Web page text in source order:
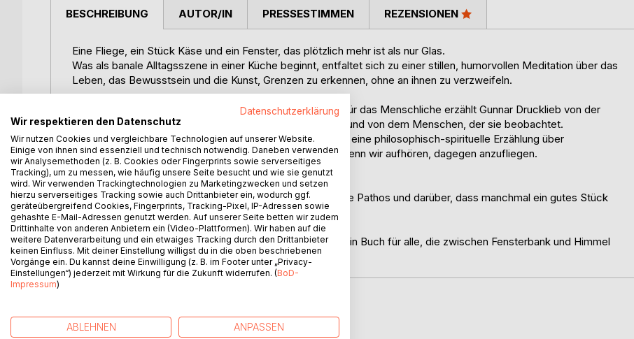
BESCHREIBUNG
Eine Fliege, ein Stück Käse und ein Fenster, das plötzlich mehr ist als nur Glas.
Was als banale Alltagsszene in einer Küche beginnt, entfaltet sich zu einer stillen, humorvollen Meditation über das
Leben, das Bewusstsein und die Kunst, Grenzen zu erkennen, ohne an ihnen zu verzweifeln.
Mit feinem Witz, leiser Tiefe und einem liebevollen Blick für das Menschliche erzählt Gunnar Drucklieb von der
kleinen Fliege, die auf der Innenseite eines Fensters sitzt und von dem Menschen, der sie beobachtet.
Zwischen Brotkrumen, Licht und Gedanken entspinnt sich eine philosophisch-spirituelle Erzählung über
Wahrnehmung, Freiheit und das, was wir oft erst sehen, wenn wir aufhören, dagegen anzufliegen.
Ein Buch über das große Ganze im Kleinen.
Über Erleuchtung ohne Räucherstäbchen, Spiritualität ohne Pathos und darüber, dass manchmal ein gutes Stück
Käse genügt, um das Leben zu verstehen.
Humorvoll, tiefgründig und überraschend alltagstauglich. Ein Buch für alle, die zwischen Fensterbank und Himmel
nach Sinn suchen.
AUTOR/IN PRESSESTIMMEN REZENSIONEN
WEITERE TITEL BEIBoD
Datenschutzerklärung
Wir respektieren den Datenschutz
Wir nutzen Cookies und vergleichbare Technologien auf unserer Website.
Einige von ihnen sind essenziell und technisch notwendig. Daneben verwenden
wir Analysemethoden (z. B. Cookies oder Fingerprints sowie serverseitiges
Tracking), um zu messen, wie häufig unsere Seite besucht und wie sie genutzt
wird. Wir verwenden Trackingtechnologien zu Marketingzwecken und setzen
hierzu serverseitiges Tracking sowie auch Drittanbieter ein, wodurch ggf.
geräteübergreifend Cookies, Fingerprints, Tracking-Pixel, IP-Adressen sowie
gehashte E-Mail-Adressen genutzt werden. Auf unserer Seite betten wir zudem
Drittinhalte von anderen Anbietern ein (Video-Plattformen). Wir haben auf die
weitere Datenverarbeitung und ein etwaiges Tracking durch den Drittanbieter
keinen Einfluss. Mit deiner Einstellung willigst du in die oben beschriebenen
Vorgänge ein. Du kannst deine Einwilligung (z. B. im Footer unter „Privacy-
Einstellungen“) jederzeit mit Wirkung für die Zukunft widerrufen. (BoD-
Impressum)
ABLEHNEN ANPASSEN